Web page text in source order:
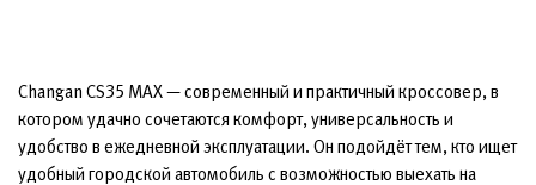
Changan CS35 MAX — современный и практичный кроссовер, в
котором удачно сочетаются комфорт, универсальность и
удобство в ежедневной эксплуатации. Он подойдёт тем, кто ищет
удобный городской автомобиль с возможностью выехать на